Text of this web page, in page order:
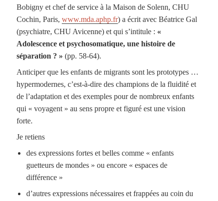
Bobigny et chef de service à la Maison de Solenn, CHU
Cochin, Paris,www.mda.aphp.fr) a écrit avec Béatrice Gal
(psychiatre, CHU Avicenne) et qui s’intitule : «
Adolescence et psychosomatique, une histoire de
séparation ? » (pp. 58-64).
Anticiper que les enfants de migrants sont les prototypes …
hypermodernes, c’est-à-dire des champions de la fluidité et
de l’adaptation et des exemples pour de nombreux enfants
qui « voyagent » au sens propre et figuré est une vision
forte.
Je retiens
des expressions fortes et belles comme « enfants
guetteurs de mondes » ou encore « espaces de
différence »
d’autres expressions nécessaires et frappées au coin du